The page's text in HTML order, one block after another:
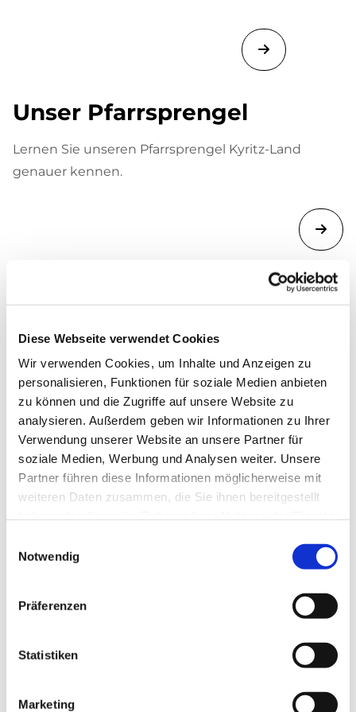
Diese Webseite verwendet Cookies
Wir verwenden Cookies, um Inhalte und Anzeigen zu
personalisieren, Funktionen für soziale Medien anbieten
zu können und die Zugriffe auf unsere Website zu
analysieren. Außerdem geben wir Informationen zu Ihrer
Verwendung unserer Website an unsere Partner für
soziale Medien, Werbung und Analysen weiter. Unsere
Partner führen diese Informationen möglicherweise mit
weiteren Daten zusammen, die Sie ihnen bereitgestellt
Notwendig
Präferenzen
Statistiken
Marketing
Unser Pfarrsprengel
Lernen Sie unseren Pfarrsprengel Kyritz-Land
genauer kennen.
Kommende
Gottesdienste und
Veranstaltungen
Lesen Sie hier mehr darüber, welche Gottesdienste
und Veranstaltungen es in unseren Gemeinden